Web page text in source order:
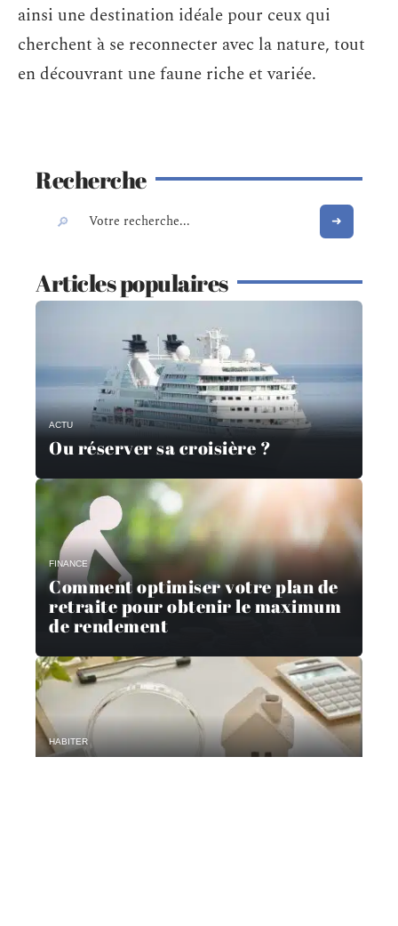
ainsi une destination idéale pour ceux qui
cherchent à se reconnecter avec la nature, tout
en découvrant une faune riche et variée.
Recherche
Articles populaires
ACTU
Ou réserver sa croisière ?
FINANCE
Comment optimiser votre plan de
retraite pour obtenir le maximum
de rendement
HABITER
Les principales erreurs à éviter